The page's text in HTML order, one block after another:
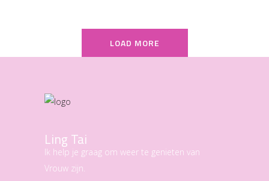
LOAD MORE
Ling Tai
Ik help je graag om weer te genieten van
Vrouw zijn.